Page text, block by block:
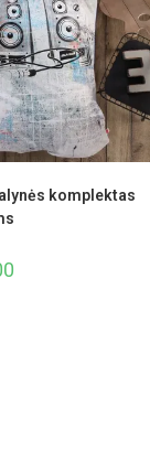
komplektas